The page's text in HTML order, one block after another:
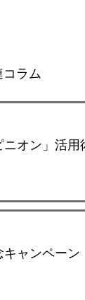
コラム
オン」活用
ャンペーン